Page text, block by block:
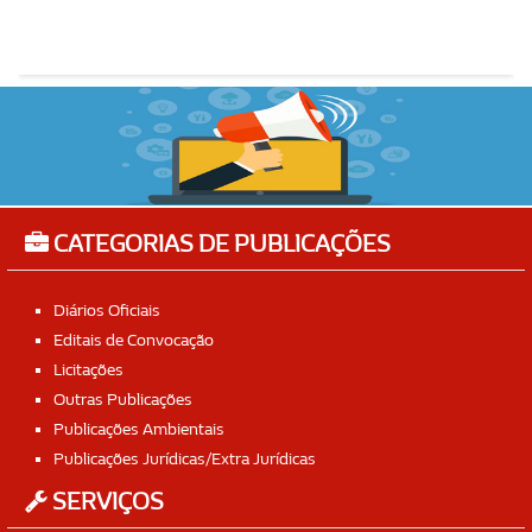
CATEGORIAS DE PUBLICAÇÕES
Diários Oficiais
Editais de Convocação
Licitações
Outras Publicações
Publicações Ambientais
Publicações Jurídicas/Extra Jurídicas
SERVIÇOS